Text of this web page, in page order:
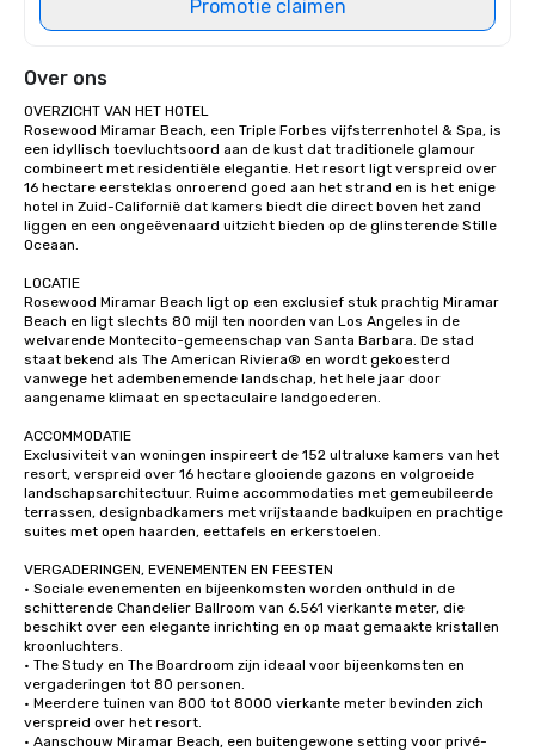
Promotie claimen
Over ons
OVERZICHT VAN HET HOTEL
Rosewood Miramar Beach, een Triple Forbes vijfsterrenhotel & Spa, is
een idyllisch toevluchtsoord aan de kust dat traditionele glamour
combineert met residentiële elegantie. Het resort ligt verspreid over
16 hectare eersteklas onroerend goed aan het strand en is het enige
hotel in Zuid-Californië dat kamers biedt die direct boven het zand
liggen en een ongeëvenaard uitzicht bieden op de glinsterende Stille
Oceaan.
LOCATIE
Rosewood Miramar Beach ligt op een exclusief stuk prachtig Miramar
Beach en ligt slechts 80 mijl ten noorden van Los Angeles in de
welvarende Montecito-gemeenschap van Santa Barbara. De stad
staat bekend als The American Riviera® en wordt gekoesterd
vanwege het adembenemende landschap, het hele jaar door
aangename klimaat en spectaculaire landgoederen.
ACCOMMODATIE
Exclusiviteit van woningen inspireert de 152 ultraluxe kamers van het
resort, verspreid over 16 hectare glooiende gazons en volgroeide
landschapsarchitectuur. Ruime accommodaties met gemeubileerde
terrassen, designbadkamers met vrijstaande badkuipen en prachtige
suites met open haarden, eettafels en erkerstoelen.
VERGADERINGEN, EVENEMENTEN EN FEESTEN
· Sociale evenementen en bijeenkomsten worden onthuld in de
schitterende Chandelier Ballroom van 6.561 vierkante meter, die
beschikt over een elegante inrichting en op maat gemaakte kristallen
kroonluchters.
· The Study en The Boardroom zijn ideaal voor bijeenkomsten en
vergaderingen tot 80 personen.
· Meerdere tuinen van 800 tot 8000 vierkante meter bevinden zich
verspreid over het resort.
· Aanschouw Miramar Beach, een buitengewone setting voor privé-